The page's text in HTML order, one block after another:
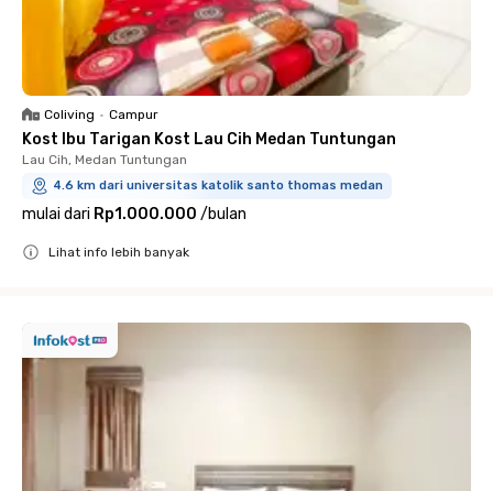
Coliving • Campur
Kost Ibu Tarigan Kost Lau Cih Medan Tuntungan
Lau Cih, Medan Tuntungan
4.6 km dari universitas katolik santo thomas medan
mulai dari Rp1.000.000 /bulan
Lihat info lebih banyak